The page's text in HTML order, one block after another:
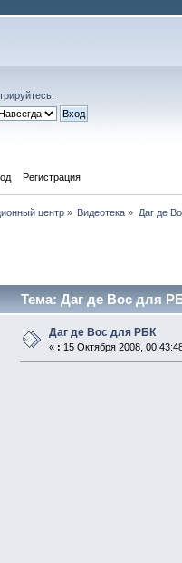
Регистрация
центр» Видеотека » Даг де
Тема: Даг де Вос для
Даг де Вос для РБК
« : 15 Октября 2008,